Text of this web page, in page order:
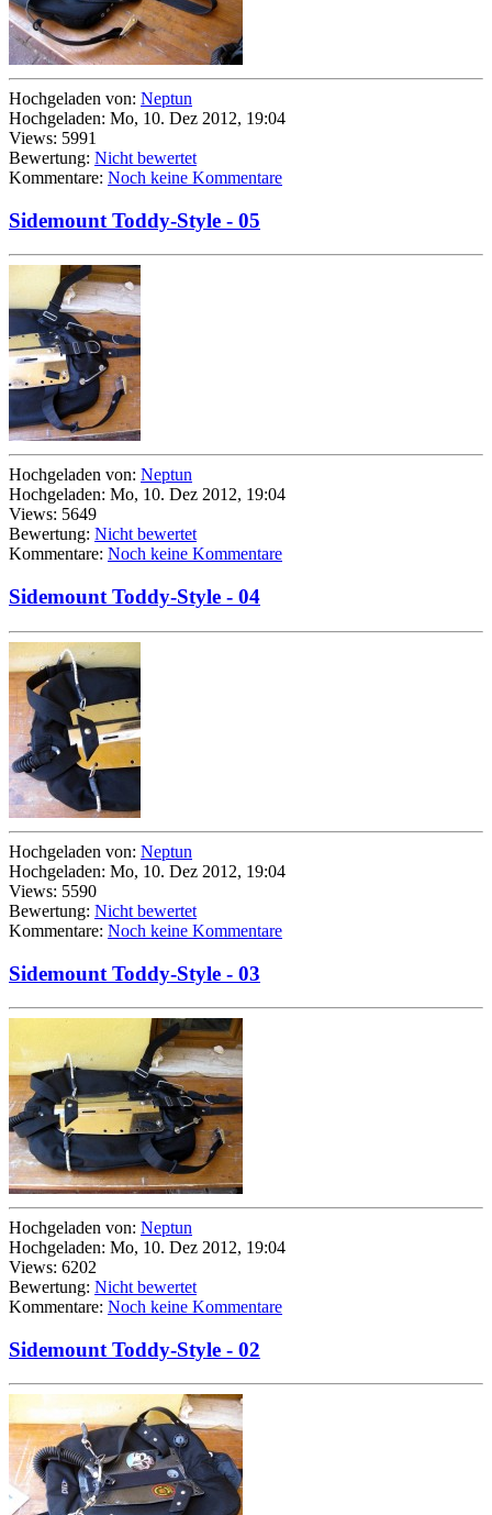
Hochgeladen von: Neptun
Hochgeladen: Mo, 10. Dez 2012, 19:04
Views: 5991
Bewertung: Nicht bewertet
Kommentare: Noch keine Kommentare
Sidemount Toddy-Style - 05
Hochgeladen von: Neptun
Hochgeladen: Mo, 10. Dez 2012, 19:04
Views: 5649
Bewertung: Nicht bewertet
Kommentare: Noch keine Kommentare
Sidemount Toddy-Style - 04
Hochgeladen von: Neptun
Hochgeladen: Mo, 10. Dez 2012, 19:04
Views: 5590
Bewertung: Nicht bewertet
Kommentare: Noch keine Kommentare
Sidemount Toddy-Style - 03
Hochgeladen von: Neptun
Hochgeladen: Mo, 10. Dez 2012, 19:04
Views: 6202
Bewertung: Nicht bewertet
Kommentare: Noch keine Kommentare
Sidemount Toddy-Style - 02